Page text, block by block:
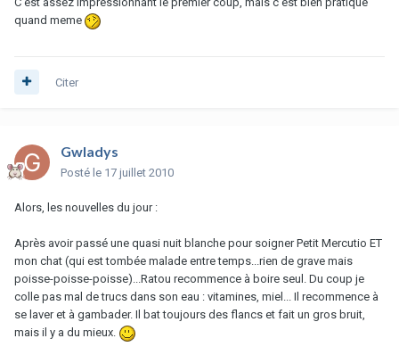
quand meme
Citer
Gwladys
Posté le 17 juillet 2010
Alors, les nouvelles du jour :
Après avoir passé une quasi nuit blanche pour soigner Petit Mercutio ET
mon chat (qui est tombée malade entre temps...rien de grave mais
poisse-poisse-poisse)...Ratou recommence à boire seul. Du coup je
colle pas mal de trucs dans son eau : vitamines, miel... Il recommence à
se laver et à gambader. Il bat toujours des flancs et fait un gros bruit,
mais il y a du mieux.